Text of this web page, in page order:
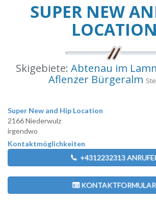
SUPER NEW
LOCATION
Skigebiete: Abtenau im
Aflenzer Bürgeralm
Super New and Hip Location
2166 Niederwulz
irgendwo
Kontaktmöglichkeiten
+4312232313
KONTAKTFORMULAR